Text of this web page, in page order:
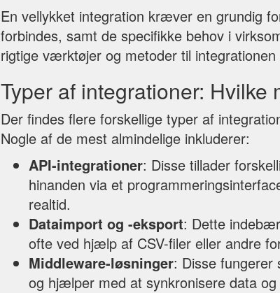
En vellykket integration kræver en grundig
forbindes, samt de specifikke behov i
rigtige værktøjer og metoder til
Typer af integrationer: Hvilke
Der findes flere forskellige typer af
Nogle af de mest almindelige inkluderer:
API-integrationer: Disse tillader
hinanden via et
realtid.
Dataimport og -eksport: Dette
ofte ved hjælp af CSV-filer eller andre
Middleware-løsninger: Disse fungerer
og hjælper med at synkronisere data og